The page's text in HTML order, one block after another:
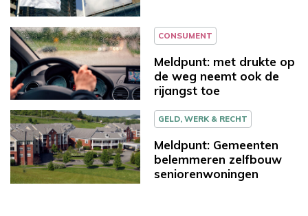
CONSUMENT
Meldpunt: met drukte op
de weg neemt ook de
rijangst toe
GELD, WERK & RECHT
Meldpunt: Gemeenten
belemmeren zelfbouw
seniorenwoningen